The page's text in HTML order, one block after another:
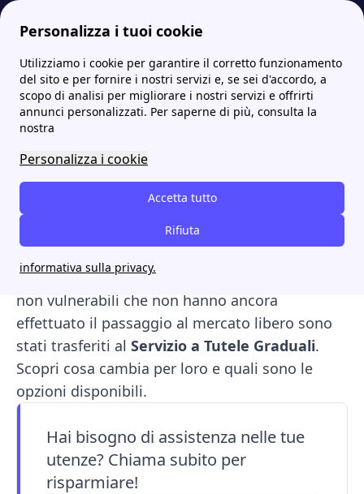
Personalizza i tuoi cookie
Utilizziamo i cookie per garantire il corretto funzionamento
del sito e per fornire i nostri servizi e, se sei d'accordo, a
scopo di analisi per migliorare i nostri servizi e offrirti
annunci personalizzati. Per saperne di più, consulta la
nostra
Personalizza i cookie
Accetta tutto
Rifiuta
informativa sulla privacy.
Papernest.it More Mercato Energetico Fine mercato tutelato: quando ha chiuso e cos'è successo ai clienti
Fine mercato tutelato:
quando ha chiuso e cos'è
successo ai clienti
Con la
e del servizio
di maggior tutela, chiuso il
Vulnerabilitàper i clienti vulnerabili. I clienti
non vulnerabili che non hanno ancora
effettuato il passaggio al mercato libero sono
stati trasferiti al Servizio a Tutele Graduali.
Scopri cosa cambia per loro e quali sono le
opzioni disponibili.
Hai bisogno di assistenza nelle tue
utenze? Chiama subito per
risparmiare!